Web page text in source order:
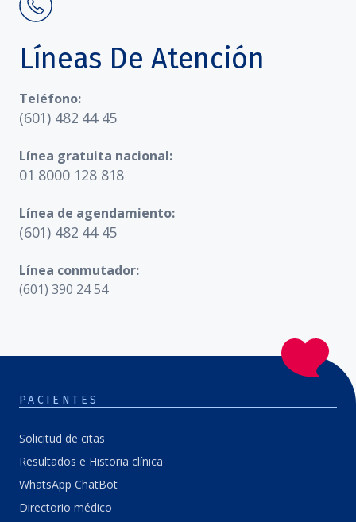
Líneas De Atención
Teléfono:
(601) 482 44 45
Línea gratuita nacional:
01 8000 128 818
Línea de agendamiento:
(601) 482 44 45
Línea conmutador:
(601) 390 24 54
PACIENTES
Solicitud de citas
Resultados e Historia clínica
WhatsApp ChatBot
Directorio médico